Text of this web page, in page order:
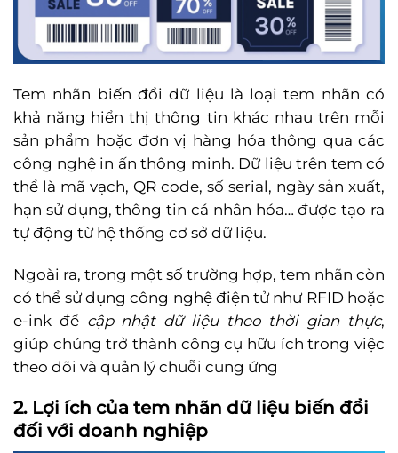
Tem nhãn biến đổi dữ liệu là loại tem nhãn có
khả năng hiển thị thông tin khác nhau trên mỗi
sản phẩm hoặc đơn vị hàng hóa thông qua các
công nghệ in ấn thông minh. Dữ liệu trên tem có
thể là mã vạch, QR code, số serial, ngày sản xuất,
hạn sử dụng, thông tin cá nhân hóa… được tạo ra
tự động từ hệ thống cơ sở dữ liệu.
Ngoài ra, trong một số trường hợp, tem nhãn còn
có thể sử dụng công nghệ điện tử như RFID hoặc
e-ink để cập nhật dữ liệu theo thời gian thực,
giúp chúng trở thành công cụ hữu ích trong việc
theo dõi và quản lý chuỗi cung ứng
2. Lợi ích của tem nhãn dữ liệu biến đổi
đối với doanh nghiệp